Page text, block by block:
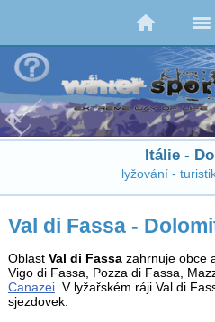
Itálie -
lyžování -
Val di Fassa -
Oblast Val di Fassazahrnuje obce
Vigo di Fassa, Pozza di Fassa,
Canazei. V lyžařském ráji Val di
sjezdovek.